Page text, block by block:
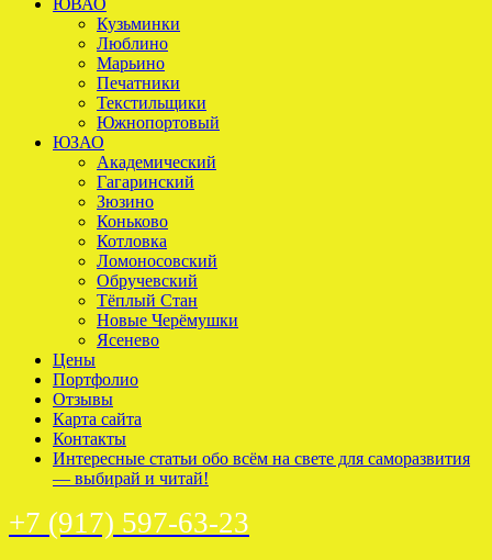
ЮВАО
Кузьминки
Люблино
Марьино
Печатники
Текстильщики
Южнопортовый
ЮЗАО
Академический
Гагаринский
Зюзино
Коньково
Котловка
Ломоносовский
Обручевский
Тёплый Стан
Новые Черёмушки
Ясенево
Цены
Портфолио
Отзывы
Карта сайта
Контакты
Интересные статьи обо всём на свете для саморазвития
— выбирай и читай!
+7 (917) 597-63-23